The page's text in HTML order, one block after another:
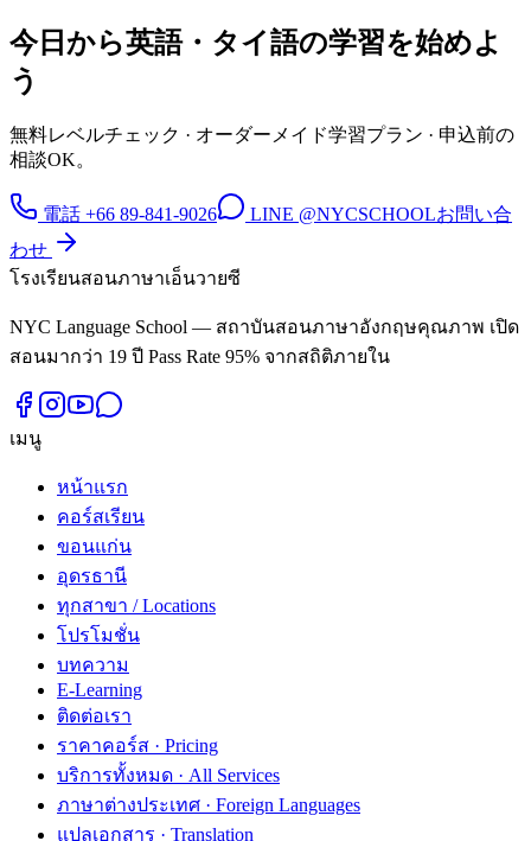
今日から英語・タイ語の学習を始めよ
う
無料レベルチェック · オーダーメイド学習プラン · 申込前の
相談OK。
電話 +66 89-841-9026 LINE @NYCSCHOOLお問い合
わせ
โรงเรียนสอนภาษาเอ็นวายซี
NYC Language School — สถาบันสอนภาษาอังกฤษคุณภาพ เปิด
สอนมากว่า 19 ปี Pass Rate 95% จากสถิติภายใน
เมนู
หน้าแรก
คอร์สเรียน
ขอนแก่น
อุดรธานี
ทุกสาขา / Locations
โปรโมชั่น
บทความ
E-Learning
ติดต่อเรา
ราคาคอร์ส · Pricing
บริการทั้งหมด · All Services
ภาษาต่างประเทศ · Foreign Languages
แปลเอกสาร · Translation